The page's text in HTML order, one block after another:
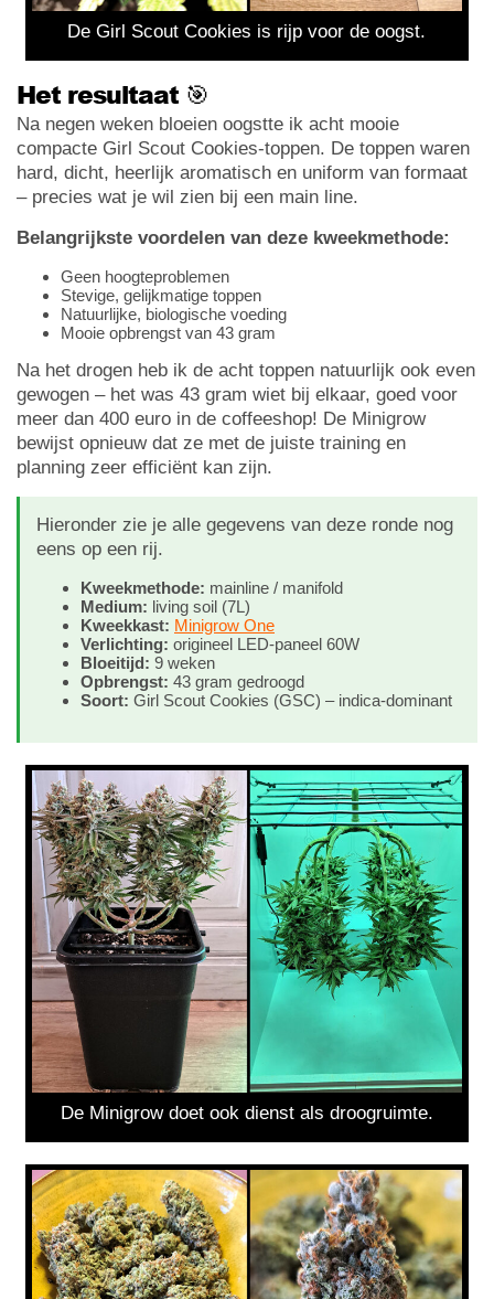
De Girl Scout Cookies is rijp voor de oogst.
Het resultaat 🎯
Na negen weken bloeien oogstte ik acht mooie
compacte Girl Scout Cookies-toppen. De toppen waren
hard, dicht, heerlijk aromatisch en uniform van formaat
– precies wat je wil zien bij een main line.
Belangrijkste voordelen van deze kweekmethode:
Geen hoogteproblemen
Stevige, gelijkmatige toppen
Natuurlijke, biologische voeding
Mooie opbrengst van 43 gram
Na het drogen heb ik de acht toppen natuurlijk ook even
gewogen – het was 43 gram wiet bij elkaar, goed voor
meer dan 400 euro in de coffeeshop! De Minigrow
bewijst opnieuw dat ze met de juiste training en
planning zeer efficiënt kan zijn.
Hieronder zie je alle gegevens van deze ronde nog
eens op een rij.
Kweekmethode: mainline / manifold
Medium: living soil (7L)
Kweekkast: Minigrow One
Verlichting: origineel LED-paneel 60W
Bloeitijd: 9 weken
Opbrengst: 43 gram gedroogd
Soort: Girl Scout Cookies (GSC) – indica-dominant
De Minigrow doet ook dienst als droogruimte.